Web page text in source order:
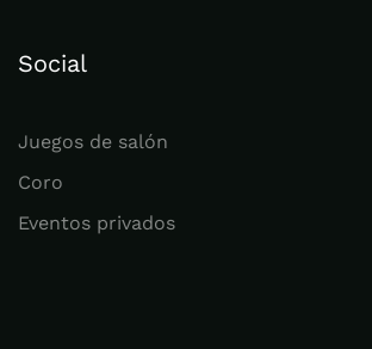
Social
Juegos de salón
Coro
Eventos privados